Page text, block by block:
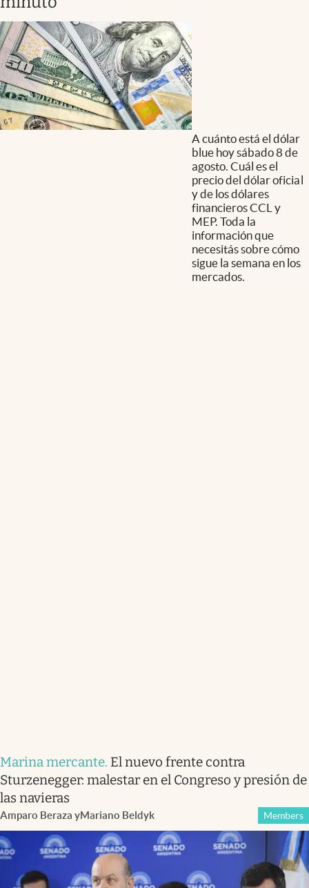
A cuánto está el dólar
blue hoy sábado 8 de
agosto. Cuál es el
precio del dólar oficial
y de los dólares
financieros CCL y
MEP. Toda la
información que
necesitás sobre cómo
sigue la semana en los
mercados.
Marina mercante. El nuevo frente contra
Sturzenegger: malestar en el Congreso y presión de
las navieras
Amparo Beraza yMariano Beldyk Members